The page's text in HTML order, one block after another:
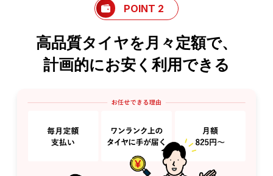
POINT 2
高品質タイヤを月々定額で、
計画的にお安く利用できる